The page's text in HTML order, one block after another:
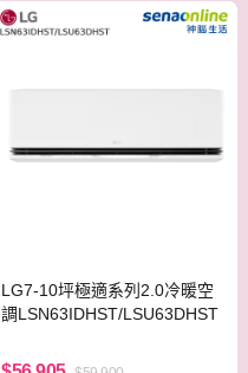
LG7-10坪極適系列2.0冷暖空
調LSN63IDHST/LSU63DHST